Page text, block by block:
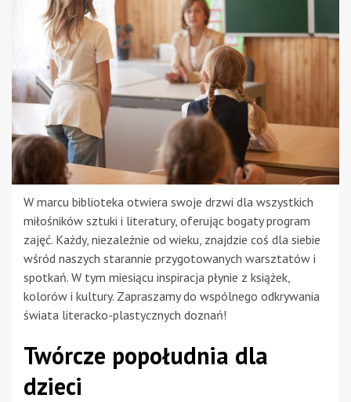
W marcu biblioteka otwiera swoje drzwi dla wszystkich
miłośników sztuki i literatury, oferując bogaty program
zajęć. Każdy, niezależnie od wieku, znajdzie coś dla siebie
wśród naszych starannie przygotowanych warsztatów i
spotkań. W tym miesiącu inspiracja płynie z książek,
kolorów i kultury. Zapraszamy do wspólnego odkrywania
świata literacko-plastycznych doznań!
Twórcze popołudnia dla
dzieci